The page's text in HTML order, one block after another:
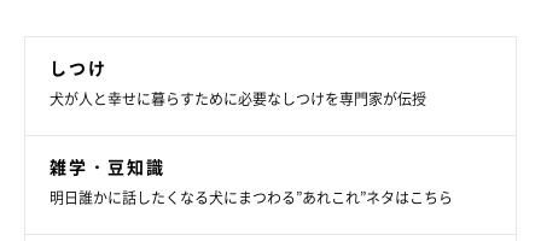
しつけ
犬が人と幸せに暮らすために必要なしつけを専門家が伝授
雑学・豆知識
明日誰かに話したくなる犬にまつわる”あれこれ”ネタはこちら